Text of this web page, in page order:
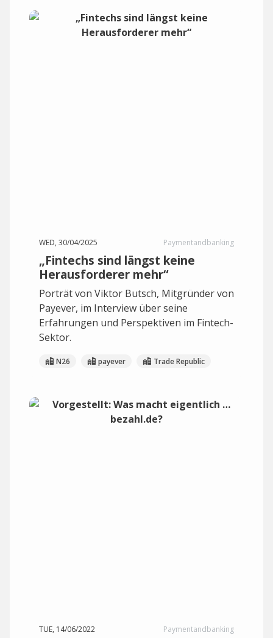
WED, 30/04/2025 Paymentandbanking
„Fintechs sind längst keine
Herausforderer mehr“
Porträt von Viktor Butsch, Mitgründer von
Payever, im Interview über seine
Erfahrungen und Perspektiven im Fintech-
Sektor.
N26 payever Trade Republic
TUE, 14/06/2022 Paymentandbanking